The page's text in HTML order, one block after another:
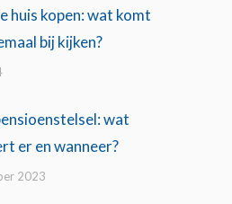
huis kopen: wat komt
bij kijken?
wat
er en wanneer?
2023